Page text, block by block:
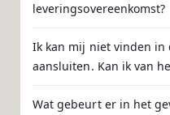
leveringsovereenkomst?
Ik kan mij niet vinden in
aansluiten. Kan ik van
Wat gebeurt er in het